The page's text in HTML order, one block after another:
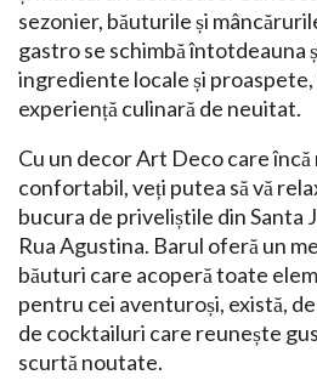
sezonier, băuturile și
gastro se schimbă întotdeauna
ingrediente locale și
experiență culinară de neuitat.
Cu un decor Art Deco care încă
confortabil, veți putea să vă
bucura de priveliștile din Santa
Rua Agustina. Barul oferă un
băuturi care acoperă toate
pentru cei aventuroși, există,
de cocktailuri care reunește
scurtă noutate.